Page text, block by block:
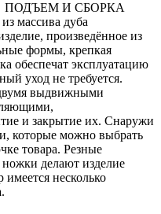
ПОДЪЕМ И СБОРКА
массива дуба
произведённое из
формы, крепкая
обеспечат эксплуатацию
уход не требуется.
выдвижными
и закрытие их. Снаружи
которые можно выбрать
товара. Резные
делают изделие
несколько